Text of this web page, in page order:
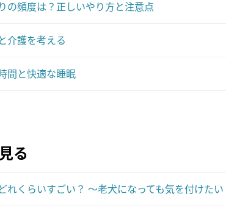
の頻度は？正しいやり方と注意点
介護を考える
間と快適な睡眠
る
れくらいすごい？ ～老犬になっても気を付けた